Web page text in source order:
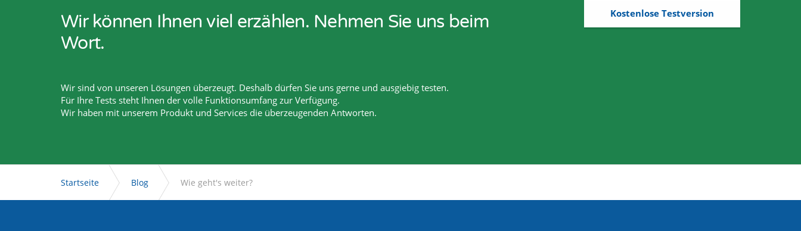
Wir können Ihnen viel erzählen. Nehmen Sie uns beim
Wort.
Wir sind von unseren Lösungen überzeugt. Deshalb dürfen Sie uns gerne und ausgiebig testen.
Für Ihre Tests steht Ihnen der volle Funktionsumfang zur Verfügung.
Wir haben mit unserem Produkt und Services die überzeugenden Antworten.
Kostenlose Testversion
Startseite Blog Wie geht's weiter?